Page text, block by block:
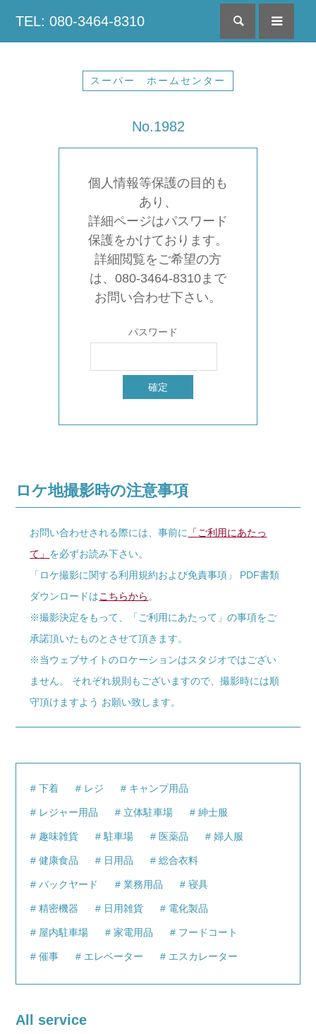
TEL: 080-3464-8310 検索
スーパー ホームセンター
No.1982
個人情報等保護の目的も
あり、
詳細ページはパスワード
保護をかけております。
詳細閲覧をご希望の方
は、080-3464-8310まで
お問い合わせ下さい。
パスワード
ロケ地撮影時の注意事項
お問い合わせされる際には、事前に 「ご利用にあたっ
て」 を必ずお読み下さい。
「ロケ撮影に関する利用規約および免責事項」 PDF書類
ダウンロードはこちらから。
※撮影決定をもって、「ご利用にあたって」の事項をご
承諾頂いたものとさせて頂きます。
※当ウェブサイトのロケーションはスタジオではござい
ません。 それぞれ規則もございますので、撮影時には順
守頂けますよう お願い致します。
下着 レジ キャンプ用品
レジャー用品 立体駐車場 紳士服
趣味雑貨 駐車場 医薬品 婦人服
健康食品 日用品 総合衣料
バックヤード 業務用品 寝具
精密機器 日用雑貨 電化製品
屋内駐車場 家電用品 フードコート
催事 エレベーター エスカレーター
All service